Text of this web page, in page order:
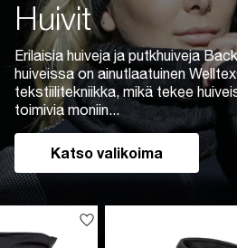
Huivit
Erilaisia huiveja ja putkhuiveja
huiveissa on ainutlaatuinen
tekstiilitekniikka, mikä tekee
toimivia moniin...
Katso valikoima